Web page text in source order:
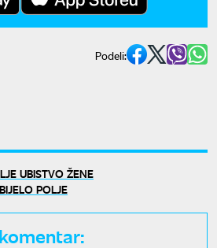
Podeli:
UBISTVO ŽENE
POLJE